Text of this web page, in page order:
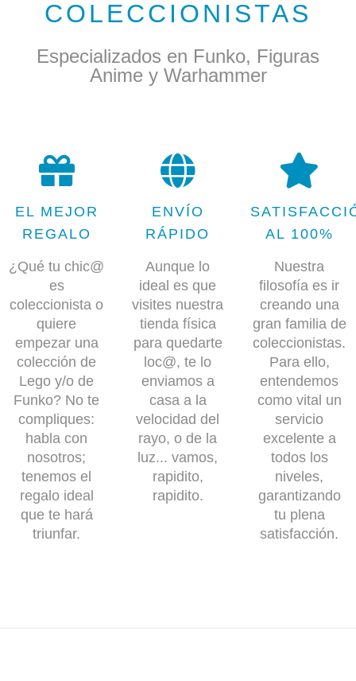
COLECCIONISTAS
Especializados en Funko, Figuras
Anime y Warhammer
EL MEJOR
REGALO
¿Qué tu chic@
es
coleccionista o
quiere
empezar una
colección de
Lego y/o de
Funko? No te
compliques:
habla con
nosotros;
tenemos el
regalo ideal
que te hará
triunfar.
ENVÍO
RÁPIDO
Aunque lo
ideal es que
visites nuestra
tienda física
para quedarte
loc@, te lo
enviamos a
casa a la
velocidad del
rayo, o de la
luz... vamos,
rapidito,
rapidito.
AL 100%
Nuestra
filosofía es ir
creando una
gran familia de
coleccionistas.
Para ello,
entendemos
como vital un
servicio
excelente a
todos los
niveles,
garantizando
tu plena
satisfacción.